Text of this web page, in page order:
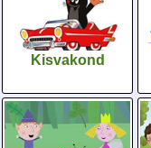
Kisvakond